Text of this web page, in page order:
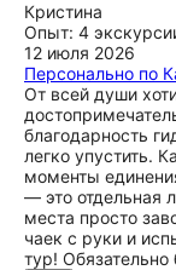
Кристина
Опыт: 4
12 июля 2026
Персонально по
От всей души
благодарность
легко упустить.
моменты
— это отдельная
места просто
чаек с руки и
тур!